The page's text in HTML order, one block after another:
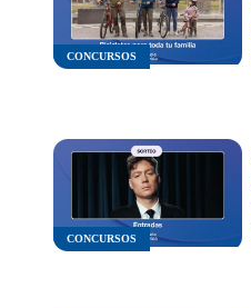
CONCURSOS
CONCURSOS